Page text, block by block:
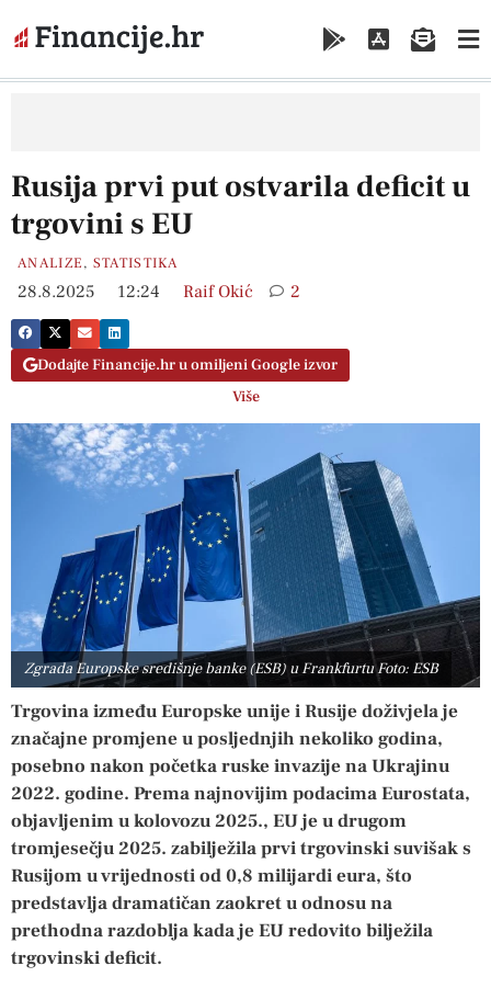
Rusija prvi put ostvarila deficit u
trgovini s EU
ANALIZE, STATISTIKA
28.8.2025 12:24 Raif Okić 2
Dodajte Financije.hr u omiljeni Google izvor
Više
Zgrada Europske središnje banke (ESB) u Frankfurtu Foto: ESB
Trgovina između Europske unije i Rusije doživjela je
značajne promjene u posljednjih nekoliko godina,
posebno nakon početka ruske invazije na Ukrajinu
2022. godine. Prema najnovijim podacima Eurostata,
objavljenim u kolovozu 2025., EU je u drugom
tromjesečju 2025. zabilježila prvi trgovinski suvišak s
Rusijom u vrijednosti od 0,8 milijardi eura, što
predstavlja dramatičan zaokret u odnosu na
prethodna razdoblja kada je EU redovito bilježila
trgovinski deficit.